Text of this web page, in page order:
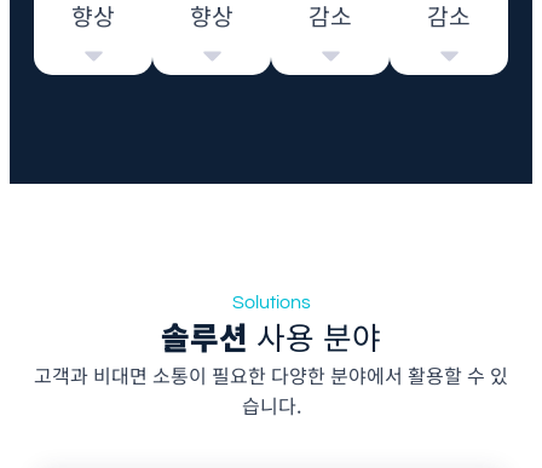
향상
FCR
향상
NPS CX
감소
AHT
감소
TDR
Solutions
솔루션 사용 분야
고객과 비대면 소통이 필요한 다양한 분야에서 활용할 수 있
습니다.